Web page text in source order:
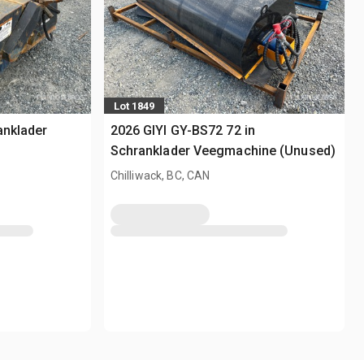
Lot 1849
2026 GIYI GY-BS72 72 in
Schranklader Veegmachine (Unused)
Chilliwack, BC, CAN